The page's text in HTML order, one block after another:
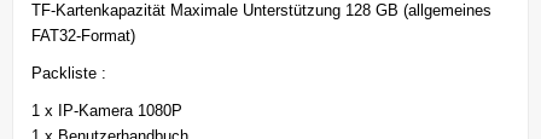
TF-Kartenkapazität Maximale Unterstützung 128 GB (allgemeines
FAT32-Format)
Packliste :
1 x IP-Kamera 1080P